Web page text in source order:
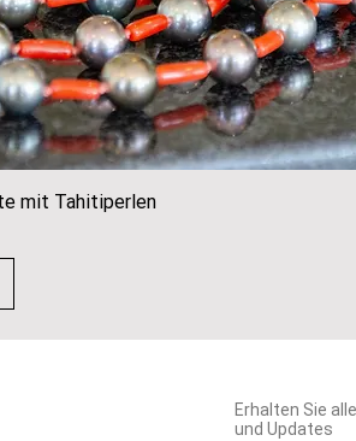
Schnellansicht
mit Tahitiperlen
Erhalten Sie
und Updates